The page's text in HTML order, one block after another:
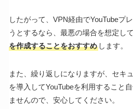
したがって、VPN経由でYouTubeプ
うとするなら、最悪の場合を想定して
を作成することをおすすめします。
また、繰り返しになりますが、セキ
を導入してYouTubeを利用すること
ませんので、安心してください。